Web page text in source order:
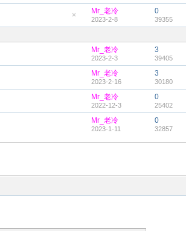
藏
顶
Mr_老冷
2023-2-8
0
39355
Mr_老冷
2023-2-3
3
39405
Mr_老冷
2023-2-16
3
30180
Mr_老冷
2022-12-3
0
25402
Mr_老冷
2023-1-11
0
32857